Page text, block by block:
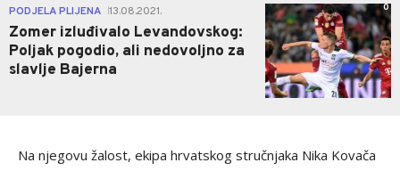
PODJELA PLIJENA 13.08.2021.
Zomer izluđivalo Levandovskog:
Poljak pogodio, ali nedovoljno za
slavlje Bajerna
0
Na njegovu žalost, ekipa hrvatskog stručnjaka Nika Kovača